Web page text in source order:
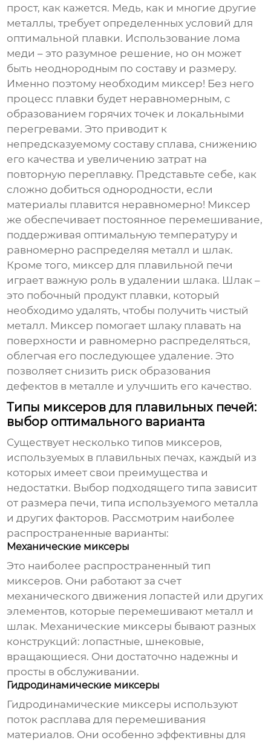
прост, как кажется. Медь, как и многие другие
металлы, требует определенных условий для
оптимальной плавки. Использованиелома
меди – это разумное решение, но он может
быть неоднородным по составу и размеру.
Именно поэтому необходим миксер! Без него
процесс плавки будет неравномерным, с
образованием горячих точек и локальными
перегревами. Это приводит к
непредсказуемому составу сплава, снижению
его качества и увеличению затрат на
повторную переплавку. Представьте себе, как
сложно добиться однородности, если
материалы плавится неравномерно! Миксер
же обеспечивает постоянное перемешивание,
поддерживая оптимальную температуру и
равномерно распределяя металл и шлак.
Кроме того, миксер для плавильной печи
играет важную роль в удалении шлака. Шлак –
это побочный продукт плавки, который
необходимо удалять, чтобы получить чистый
металл. Миксер помогает шлаку плавать на
поверхности и равномерно распределяться,
облегчая его последующее удаление. Это
позволяет снизить риск образования
дефектов в металле и улучшить его качество.
Типы миксеров для плавильных печей:
выбор оптимального варианта
Существует несколько типов миксеров,
используемых в плавильных печах, каждый из
которых имеет свои преимущества и
недостатки. Выбор подходящего типа зависит
от размера печи, типа используемого металла
и других факторов. Рассмотрим наиболее
распространенные варианты:
Механические миксеры
Это наиболее распространенный тип
миксеров. Они работают за счет
механического движения лопастей или других
элементов, которые перемешивают металл и
шлак. Механические миксеры бывают разных
конструкций: лопастные, шнековые,
вращающиеся. Они достаточно надежны и
просты в обслуживании.
Гидродинамические миксеры
Гидродинамические миксеры используют
поток расплава для перемешивания
материалов. Они особенно эффективны для